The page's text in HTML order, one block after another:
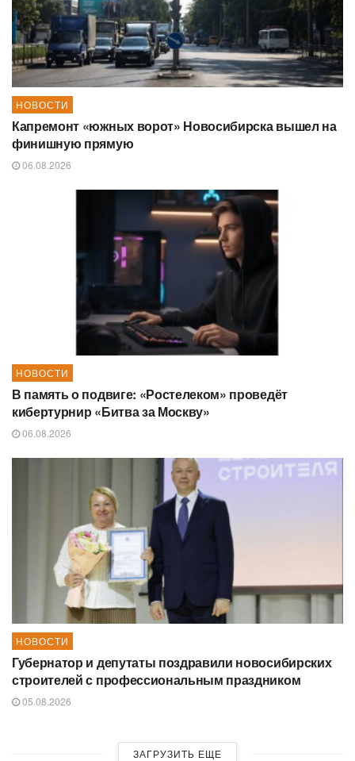
НОВОСТИ
Капремонт «южных ворот» Новосибирска вышел на
финишную прямую
06.08.2026
НОВОСТИ
В память о подвиге: «Ростелеком» проведёт
кибертурнир «Битва за Москву»
06.08.2026
НОВОСТИ
Губернатор и депутаты поздравили новосибирских
строителей с профессиональным праздником
05.08.2026
ЗАГРУЗИТЬ ЕЩЕ